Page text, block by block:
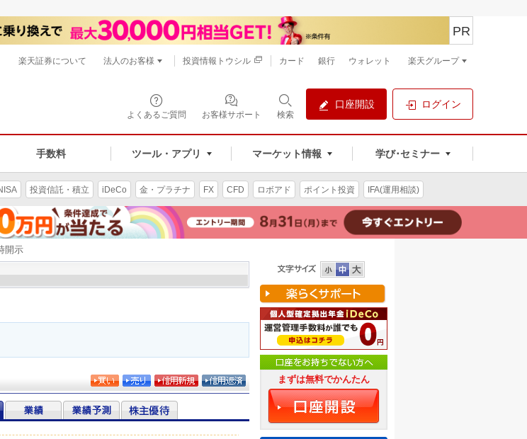
よくあるご質問 お客様サポート 検索
口座開設 ログイン
手数料 ツール・アプリ マーケット情報 学び･セミナー
PR
楽天証券について 法人のお客様 投資情報トウシル カード 銀行 ウォレット 楽天グループ
投資信託・積立 iDeCo 金・プラチナ FX CFD ロボアド ポイント投資 IFA(運用相談)
開示
まずは無料でかんたん